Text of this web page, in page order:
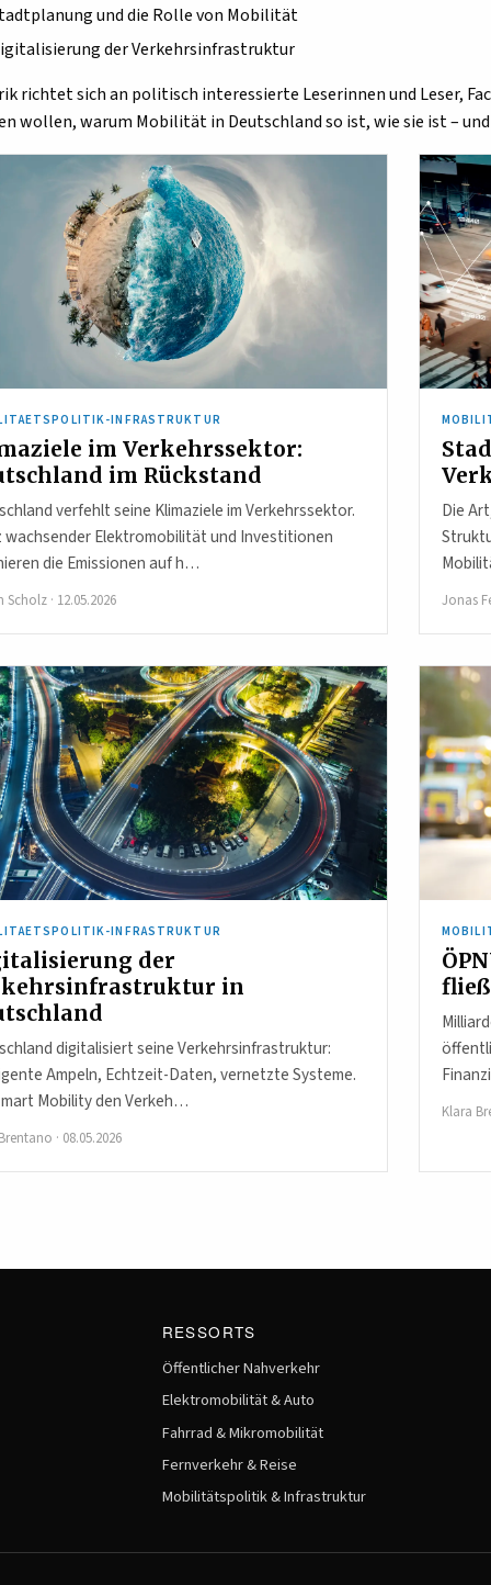
und die Rolle von Mobilität
der Verkehrsinfrastruktur
richtet sich an politisch interessierte Leserinnen und Leser,
wollen, warum Mobilität in Deutschland so ist, wie sie ist –
INFRASTRUKTUR
im Verkehrssektor:
im Rückstand
verfehlt seine Klimaziele im Verkehrssektor.
wachsender Elektromobilität und Investitionen
die Emissionen auf h…
Scholz · 12.05.2026
Die
Jonas
INFRASTRUKTUR
der
in
digitalisiert seine Verkehrsinfrastruktur:
Ampeln, Echtzeit-Daten, vernetzte Systeme.
Mobility den Verkeh…
· 08.05.2026
Klara
RESSORTS
Öffentlicher Nahverkehr
Elektromobilität & Auto
Fahrrad & Mikromobilität
Fernverkehr & Reise
Mobilitätspolitik & Infrastruktur